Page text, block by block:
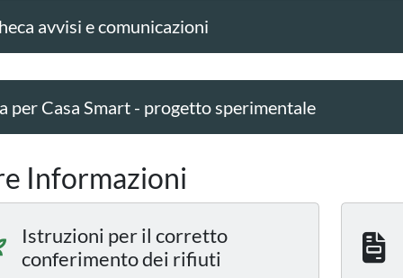
avvisi e comunicazioni
per Casa Smart - progetto sperimentale
Informazioni
Istruzioni per il corretto
conferimento dei rifiuti